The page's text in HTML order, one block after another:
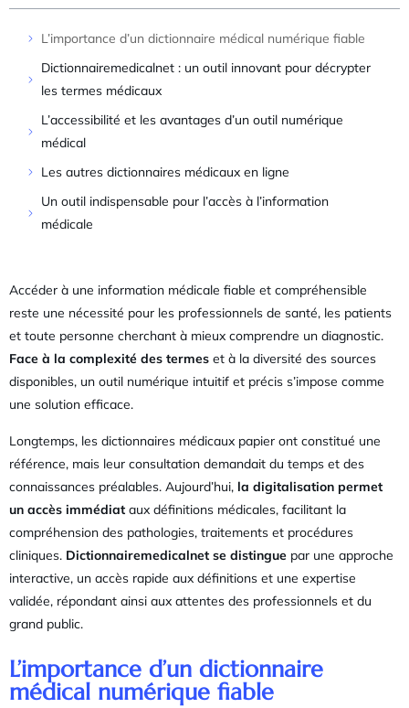
L’importance d’un dictionnaire médical numérique fiable
Dictionnairemedicalnet : un outil innovant pour décrypter
les termes médicaux
L’accessibilité et les avantages d’un outil numérique
médical
Les autres dictionnaires médicaux en ligne
Un outil indispensable pour l’accès à l’information
médicale
Accéder à une information médicale fiable et compréhensible
reste une nécessité pour les professionnels de santé, les patients
et toute personne cherchant à mieux comprendre un diagnostic.
Face à la complexité des termes et à la diversité des sources
disponibles, un outil numérique intuitif et précis s’impose comme
une solution efficace.
Longtemps, les dictionnaires médicaux papier ont constitué une
référence, mais leur consultation demandait du temps et des
connaissances préalables. Aujourd’hui, la digitalisation permet
un accès immédiat aux définitions médicales, facilitant la
compréhension des pathologies, traitements et procédures
cliniques. Dictionnairemedicalnet se distingue par une approche
interactive, un accès rapide aux définitions et une expertise
validée, répondant ainsi aux attentes des professionnels et du
grand public.
L’importance d’un dictionnaire
médical numérique fiable